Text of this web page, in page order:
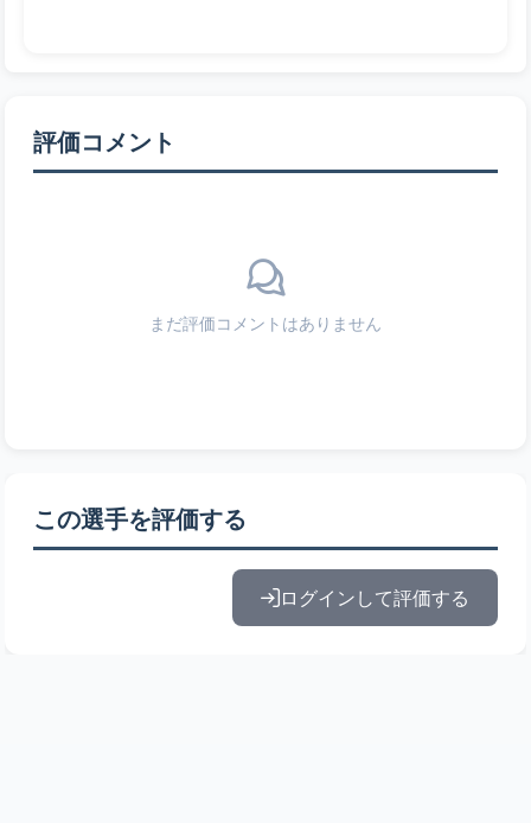
評価コメント
まだ評価コメントはありません
この選手を評価する
ログインして評価する